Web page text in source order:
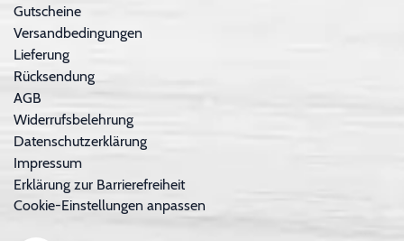
Gutscheine
Versandbedingungen
Lieferung
Rücksendung
AGB
Widerrufsbelehrung
Datenschutzerklärung
Impressum
Erklärung zur Barrierefreiheit
Cookie-Einstellungen anpassen